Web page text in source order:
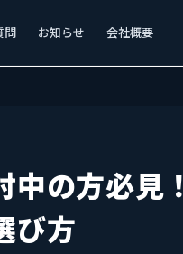
問 お知らせ 会社概要
の方必見
び方